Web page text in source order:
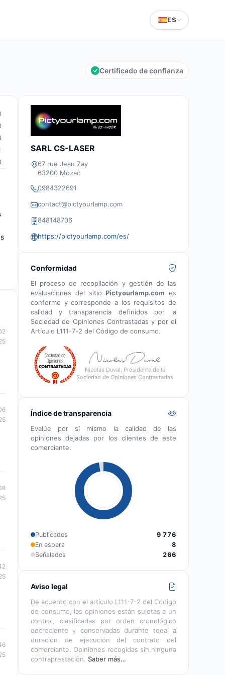
ES
Certificado de confianza
SARL CS-LASER
67 rue Jean Zay
63200 Mozac
0984322691
contact@pictyourlamp.com
848148706
https://pictyourlamp.com/es/
Conformidad
El proceso de recopilación y gestión de las
evaluaciones del sitioPictyourlamp.com es
conforme y corresponde a los requisitos de
calidad y transparencia definidos por la
Sociedad de Opiniones Contrastadas y por el
Artículo L111-7-2 del Código de consumo.
Nicolas Duval, Presidente de la
Sociedad de Opiniones Contrastadas
Índice de transparencia
Evalúe por sí mismo la calidad de las
opiniones dejadas por los clientes de este
comerciante.
Publicados
9 776
En espera
8
Señalados
266
Aviso legal
De acuerdo con el artículo L111-7-2 del Código
de consumo, las opiniones están sujetas a un
control, clasificadas por orden cronológico
decreciente y conservadas durante toda la
duración de ejecución del contrato del
comerciante. Opiniones recogidas sin ninguna
contraprestación. Saber más…